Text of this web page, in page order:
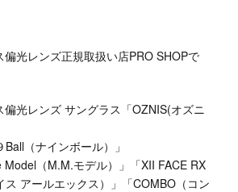
偏光レンズ正規取扱い店PRO SHOPで
偏光レンズ サングラス「OZNIS(オズニ
Ball（ナインボール）」
Model（M.M.モデル）」「XII FACE RX
ス アールエックス）」「COMBO（コン